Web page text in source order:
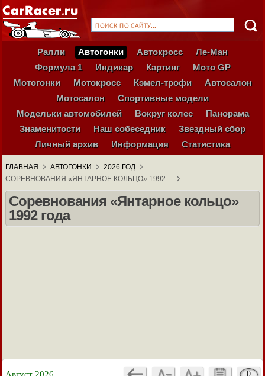
Ралли Автогонки Автокросс
Ле-Ман
Формула 1
Индикар Картинг
Мото GP
Мотогонки
Мотокросс Кэмел-трофи
Автосалон
Мотосалон
Спортивные модели
Модельки автомобилей
Вокруг колес
Панорама
Знаменитости
Наш собеседник
Звездный сбор
Личный архив
Информация Статистика
ГЛАВНАЯ АВТОГОНКИ
2026 ГОД
СОРЕВНОВАНИЯ «ЯНТАРНОЕ КОЛЬЦО» 1992…
Соревнования «Янтарное кольцо»
1992 года
0